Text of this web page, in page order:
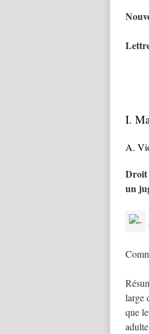
I.
A.
Droit
un
large
que